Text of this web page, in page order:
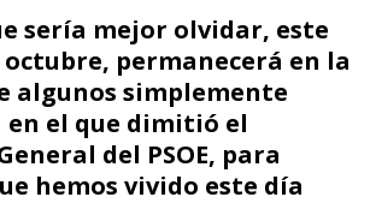
sería mejor olvidar, este
permanecerá en la
algunos simplemente
en el que dimitió el
del PSOE, para
hemos vivido este día